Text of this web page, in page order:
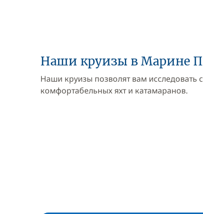
Наши круизы в Марине
Наши круизы позволят вам исследовать
комфортабельных яхт и катамаранов.